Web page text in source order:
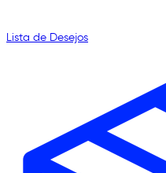
Lista de Desejos